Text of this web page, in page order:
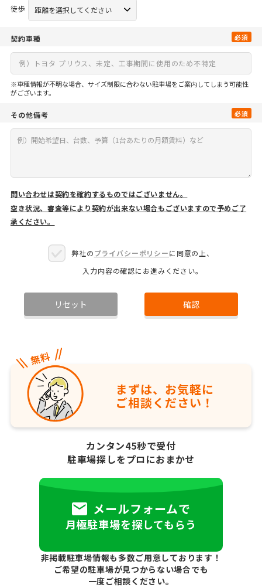
徒歩
契約車種 必須
※車種情報が不明な場合、サイズ制限に合わない駐車場をご案内してしまう可能性
がございます。
その他備考 必須
問い合わせは契約を確約するものではございません。
空き状況、審査等により契約が出来ない場合もございますので予めご了
承ください。
弊社のプライバシーポリシーに同意の上、
入力内容の確認にお進みください。
リセット 確認
まずは、お気軽に
ご相談ください！
カンタン45秒で受付
駐車場探しをプロにおまかせ
メールフォームで
月極駐車場を探してもらう
非掲載駐車場情報も多数ご用意しております！
ご希望の駐車場が見つからない場合でも
一度ご相談ください。